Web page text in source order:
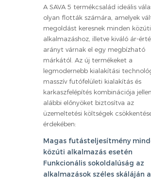
A SAVA 5 termékcsalád ideális
olyan flották számára, amelyek
megoldást keresnek minden közúti
alkalmazáshoz, illetve kiváló ár-
arányt várnak el egy megbízható
márkától. Az új termékeket a
legmodernebb kialakítási
masszív futófelületi kialakítás és
karkaszfelépítés kombinációja
alábbi előnyöket biztosítva az
üzemeltetési költségek
érdekében:
Magas futásteljesítmény
közúti alkalmazás esetén
Funkcionális sokoldalúság az
alkalmazások széles skáláján a